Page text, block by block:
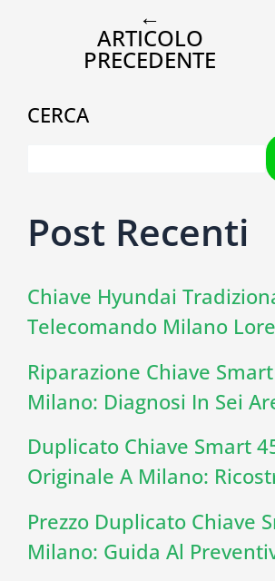
←
ARTICOLO
PRECEDENTE
CERCA
Post Recenti
Chiave Hyundai
Telecomando Milano
Riparazione Chiave Smart
Milano: Diagnosi In Sei
Duplicato Chiave Smart
Originale A Milano:
Prezzo Duplicato Chiave
Milano: Guida Al